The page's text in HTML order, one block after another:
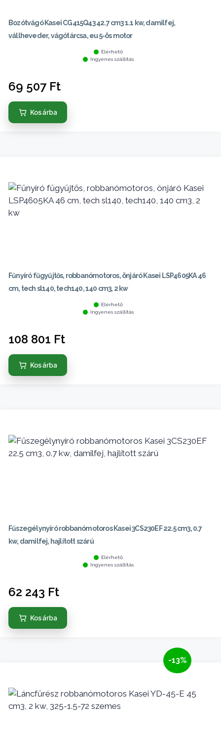
Bozótvágó Kasei CG415Q43 42.7 cm3 1.1 kw, damilfej,
vállheveder, vágótárcsa, eu 5-ös motor
Elérhető
Ingyenes szállítás
69 507 Ft
Kosárba
Fűnyíró fűgyűjtős, robbanómotoros, önjáró Kasei LSP4605KA 46
cm, tech sl140, tech140, 140 cm3, 2 kw
Elérhető
Ingyenes szállítás
108 801 Ft
Kosárba
Fűszegélynyíró robbanómotoros Kasei 3CS230EF 22.5 cm3, 0.7
kw, damilfej, hajlított szárú
Elérhető
Ingyenes szállítás
62 243 Ft
Kosárba
-13%